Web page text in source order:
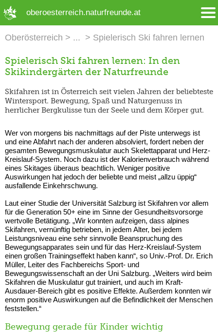
oberoesterreich.naturfreunde.at
Oberösterreich Spielerisch Ski fahren lernen
Spielerisch Ski fahren lernen: In den
Skikindergärten der Naturfreunde
Skifahren ist in Österreich seit vielen Jahren der beliebteste
Wintersport. Bewegung, Spaß und Naturgenuss in
herrlicher Bergkulisse tun der Seele und dem Körper gut.
Wer von morgens bis nachmittags auf der Piste unterwegs ist
und eine Abfahrt nach der anderen absolviert, fordert neben der
gesamten Bewegungsmuskulatur auch Skelettapparat und Herz-
Kreislauf-System. Noch dazu ist der Kalorienverbrauch während
eines Skitages überaus beachtlich. Weniger positive
Auswirkungen hat jedoch der beliebte und meist „allzu üppig“
ausfallende Einkehrschwung.
Laut einer Studie der Universität Salzburg ist Skifahren vor allem
für die Generation 50+ eine im Sinne der Gesundheitsvorsorge
wertvolle Betätigung. „Wir konnten aufzeigen, dass alpines
Skifahren, vernünftig betrieben, in jedem Alter, bei jedem
Leistungsniveau eine sehr sinnvolle Beanspruchung des
Bewegungsapparates sein und für das Herz-Kreislauf-System
einen großen Trainingseffekt haben kann“, so Univ.-Prof. Dr. Erich
Müller, Leiter des Fachbereichs Sport- und
Bewegungswissenschaft an der Uni Salzburg. „Weiters wird beim
Skifahren die Muskulatur gut trainiert, und auch im Kraft-
Ausdauer-Bereich gibt es positive Effekte. Außerdem konnten wir
enorm positive Auswirkungen auf die Befindlichkeit der Menschen
feststellen.“
Bewegung gerade für Kinder wichtig